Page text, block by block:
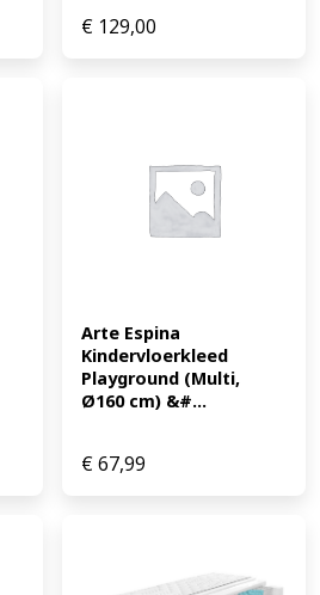
€ 129,00
Arte Espina
Kindervloerkleed
Playground (Multi,
Ø160 cm) &#...
€67,99